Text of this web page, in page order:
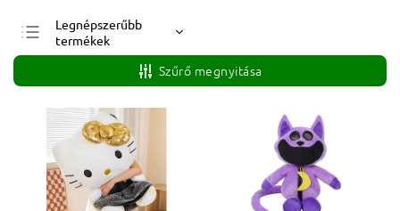
Legnépszerűbb
termékek
Legolcsóbb elöl
Legdrágább
ABC szerint
Szűrő megnyitása